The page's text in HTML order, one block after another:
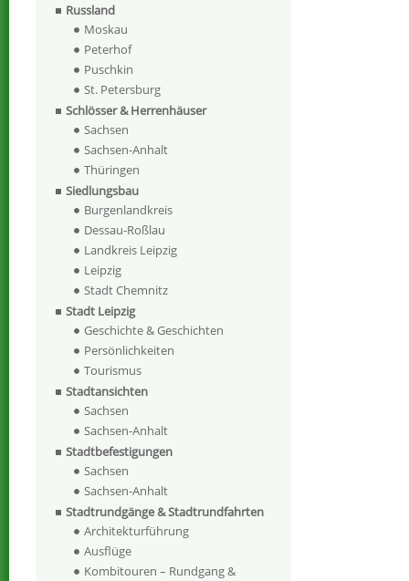
Russland
Moskau
Peterhof
Puschkin
St. Petersburg
Schlösser & Herrenhäuser
Sachsen
Sachsen-Anhalt
Thüringen
Siedlungsbau
Burgenlandkreis
Dessau-Roßlau
Landkreis Leipzig
Leipzig
Stadt Chemnitz
Stadt Leipzig
Geschichte & Geschichten
Persönlichkeiten
Tourismus
Stadtansichten
Sachsen
Sachsen-Anhalt
Stadtbefestigungen
Sachsen
Sachsen-Anhalt
Stadtrundgänge & Stadtrundfahrten
Architekturführung
Ausflüge
Kombitouren – Rundgang &